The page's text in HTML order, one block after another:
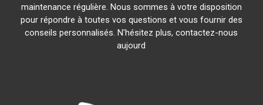
maintenance régulière. Nous sommes à votre disposition
pour répondre à toutes vos questions et vous fournir des
conseils personnalisés. N'hésitez plus, contactez-nous
aujourd